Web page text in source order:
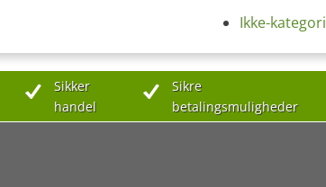
Ikke-
Sikker
handel
Sikre
betalingsmuligheder